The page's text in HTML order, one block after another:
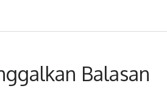
Balasan